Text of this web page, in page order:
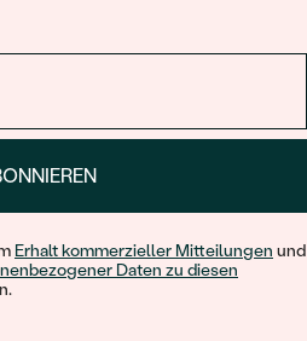
Erhalt kommerzieller Mitteilungen und
Daten zu diesen